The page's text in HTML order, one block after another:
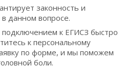
законность и
данном вопросе.
к ЕГИСЗ быстро
к персональному
по форме, и мы поможем
боли.